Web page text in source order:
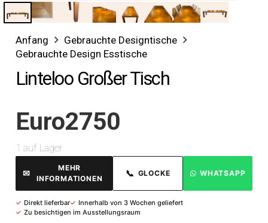
Anfang
Gebrauchte Designtische
Gebrauchte Design Esstische
Linteloo Großer Tisch
Euro2750
1 auf Lager
✉
MEHR
INFORMATIONEN
📞 GLOCKE WHATSAPP
✓ Direkt lieferbar✓ Innerhalb von 3 Wochen geliefert
✓ Zu besichtigen im Ausstellungsraum